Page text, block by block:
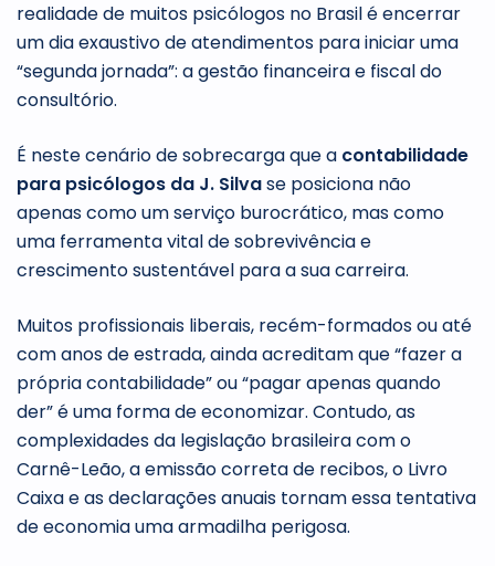
realidade de muitos psicólogos no Brasil é encerrar
um dia exaustivo de atendimentos para iniciar uma
“segunda jornada”: a gestão financeira e fiscal do
consultório.
É neste cenário de sobrecarga que a contabilidade
para psicólogos da J. Silvase posiciona não
apenas como um serviço burocrático, mas como
uma ferramenta vital de sobrevivência e
crescimento sustentável para a sua carreira.
Muitos profissionais liberais, recém-formados ou até
com anos de estrada, ainda acreditam que “fazer a
própria contabilidade” ou “pagar apenas quando
der” é uma forma de economizar. Contudo, as
complexidades da legislação brasileira com o
Carnê-Leão, a emissão correta de recibos, o Livro
Caixa e as declarações anuais tornam essa tentativa
de economia uma armadilha perigosa.